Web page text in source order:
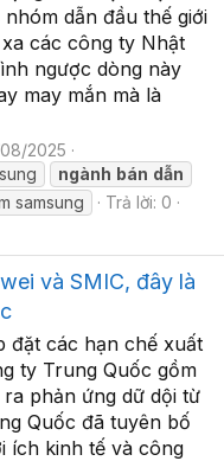
dẫn đầu thế giới
các công ty Nhật
ngược dòng này
may mắn mà là
2025
ngành bán dẫn
samsung
Trả lời: 0
và SMIC, đây là
đặt các hạn chế xuất
ty Trung Quốc gồm
phản ứng dữ dội từ
Quốc đã tuyên bố
ích kinh tế và công